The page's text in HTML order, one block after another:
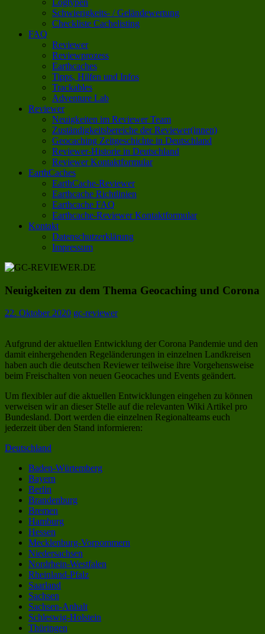
Logtypen
Schwierigkeits- / Geländewertung
Checkliste Cachelisting
FAQ
Reviewer
Reviewprozess
Earthcaches
Tipps, Hilfen und Infos
Trackables
Adventure Lab
Reviewer
Neuigkeiten im Reviewer Team
Zuständigkeitsbereiche der Reviewer(innen)
Geocaching Zeitgeschichte in Deutschland
Reviewer-Historie in Deutschland
Reviewer Kontaktformular
EarthCaches
EarthCache-Reviewer
Earthcache Richtlinien
Earthcache FAQ
Earthcache-Reviewer Kontaktformular
Kontakt
Datenschutzerklärung
Impressum
Neuigkeiten zu dem Thema Geocaching und Corona
22. Oktober 2020 gc-reviewer
Aufgrund der aktuellen Entwicklung der Corona Pandemie und den
damit einhergehenden Regeländerungen in einzelnen Landkreisen
haben auch die deutschen Reviewer teilweise ihre Vorgehensweise
beim Freischalten von neuen Geocaches und Events geändert.
Um flexibler auf die aktuellen Entwicklungen eingehen zu können
verweisen wir an dieser Stelle auf die relevanten Wiki Artikel pro
Bundesland. Dort werden die einzelnen Regionalteams euch
jederzeit über den Stand informieren:
Deutschland
Baden-Würtemberg
Bayern
Berlin
Brandenburg
Bremen
Hamburg
Hessen
Mecklenburg-Vorpommern
Niedersachsen
Nordrhein-Westfalen
Rheinland-Pfalz
Saarland
Sachsen
Sachsen-Anhalt
Schleswig-Holstein
Thüringen